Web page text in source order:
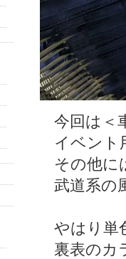
今回は＜
イベント
その他に
武道系の
やはり単
裏表のカ